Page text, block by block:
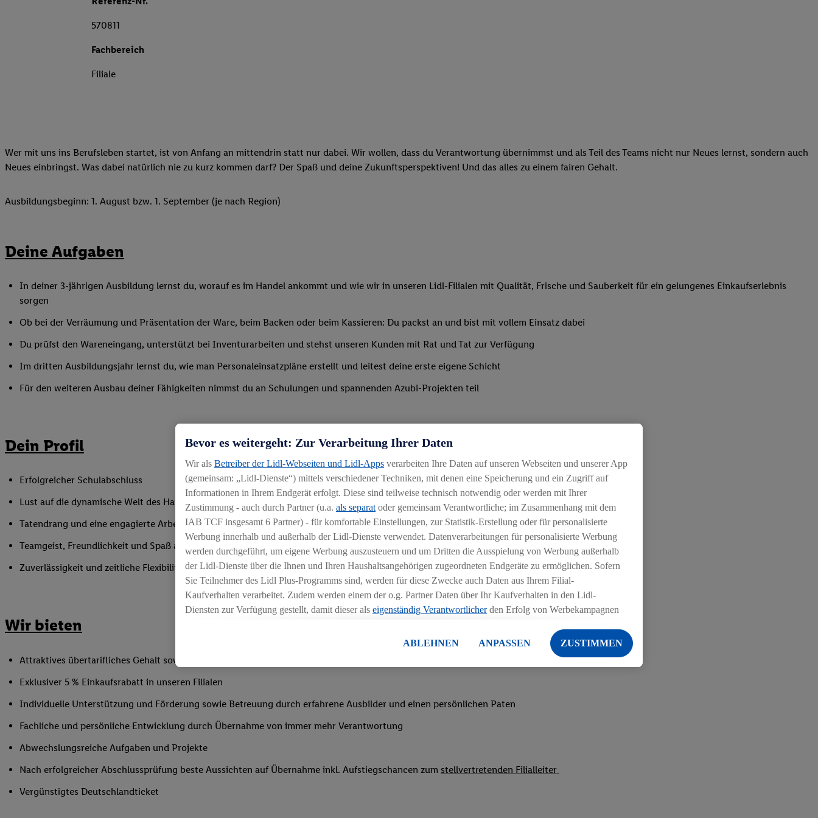
570811
Fachbereich
Filiale
Wer mit uns ins Berufsleben startet, ist von Anfang an mittendrin statt nur dabei. Wir wollen, dass du Verantwortung übernimmst und als Teil des Teams nicht nur Neues lernst, sondern auch
Neues einbringst. Was dabei natürlich nie zu kurz kommen darf? Der Spaß und deine Zukunftsperspektiven! Und das alles zu einem fairen Gehalt.
Ausbildungsbeginn: 1. August bzw. 1. September (je nach Region)
Deine Aufgaben
In deiner 3-jährigen Ausbildung lernst du, worauf es im Handel ankommt und wie wir in unseren Lidl-Filialen mit Qualität, Frische und Sauberkeit für ein gelungenes Einkaufserlebnis
sorgen
Ob bei der Verräumung und Präsentation der Ware, beim Backen oder beim Kassieren: Du packst an und bist mit vollem Einsatz dabei
Du prüfst den Wareneingang, unterstützt bei Inventurarbeiten und stehst unseren Kunden mit Rat und Tat zur Verfügung
Im dritten Ausbildungsjahr lernst du, wie man Personaleinsatzpläne erstellt und leitest deine erste eigene Schicht
Für den weiteren Ausbau deiner Fähigkeiten nimmst du an Schulungen und spannenden Azubi-Projekten teil
Dein Profil
Erfolgreicher Schulabschluss
Lust auf die dynamische Welt des Handels
Tatendrang und eine engagierte Arbeitsweise
Teamgeist, Freundlichkeit und Spaß am Umgang mit Menschen
Zuverlässigkeit und zeitliche Flexibilität innerhalb der Öffnungszeiten deiner Filiale
Wir bieten
Attraktives übertarifliches Gehalt sowie Urlaubs- und Weihnachtsgeld
Exklusiver 5 % Einkaufsrabatt in unseren Filialen
Individuelle Unterstützung und Förderung sowie Betreuung durch erfahrene Ausbilder und einen persönlichen Paten
Fachliche und persönliche Entwicklung durch Übernahme von immer mehr Verantwortung
Abwechslungsreiche Aufgaben und Projekte
Nach erfolgreicher Abschlussprüfung beste Aussichten auf Übernahme inkl. Aufstiegschancen zum stellvertretenden Filialleiter
Vergünstigtes Deutschlandticket
Bevor es weitergeht: Zur Verarbeitung Ihrer Daten
Wir als Betreiber der Lidl-Webseiten und Lidl-Apps verarbeiten Ihre Daten auf unseren Webseiten und unserer App
(gemeinsam: „Lidl-Dienste“) mittels verschiedener Techniken, mit denen eine Speicherung und ein Zugriff auf
Informationen in Ihrem Endgerät erfolgt. Diese sind teilweise technisch notwendig oder werden mit Ihrer
Zustimmung - auch durch Partner (u.a. als separat oder gemeinsam Verantwortliche; im Zusammenhang mit dem
IAB TCF insgesamt 6 Partner) - für komfortable Einstellungen, zur Statistik-Erstellung oder für personalisierte
Werbung innerhalb und außerhalb der Lidl-Dienste verwendet. Datenverarbeitungen für personalisierte Werbung
werden durchgeführt, um eigene Werbung auszusteuern und um Dritten die Ausspielung von Werbung außerhalb
der Lidl-Dienste über die Ihnen und Ihren Haushaltsangehörigen zugeordneten Endgeräte zu ermöglichen. Sofern
Sie Teilnehmer des Lidl Plus-Programms sind, werden für diese Zwecke auch Daten aus Ihrem Filial-
Kaufverhalten verarbeitet. Zudem werden einem der o.g. Partner Daten über Ihr Kaufverhalten in den Lidl-
Diensten zur Verfügung gestellt, damit dieser als eigenständig Verantwortlicherden Erfolg von Werbekampagnen
Die Erstellung personalisierter Werbung basiert auf der Generierung von auch mit Daten von anderen Diensten
angereicherten Profilen. Dies umfasst die Zusammenführung von Daten (z.B. über Ihre Nutzung der Lidl-Dienste,
Ihr Kaufverhalten in den Lidl-Diensten, Informationen aus Ihrem Kundenkonto - z.B. Alter oder Geschlecht -
sowie Ihre genauen Standortdaten) auch über verschiedene Endgeräte und Lidl-Dienste hinweg einschließlich dem
(sogenannten Segmenten). Im Zusammenhang mit dem Ausspielen dieser Werbung erfolgen Verarbeitungen auch
zur Leistungs-/ Erfolgsmessung der Werbung, zur Zielgruppenforschung, zur Entwicklung von Angeboten sowie
Sofern Sie hier Ihre Zustimmung dazu erteilen und danach ein Lidl Plus-Konto erstellen bzw. sich in Ihr
bestehendes Lidl Plus-Konto einloggen, kann darüber hinaus auch Ihre dort angegebene E-Mail-Adresse von uns
ABLEHNEN ANPASSEN ZUSTIMMEN